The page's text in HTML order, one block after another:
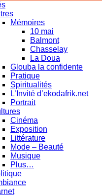
Mémoires
10 mai
Balmont
Chasselay
La Doua
Glouba la confidente
Pratique
Spiritualités
L’Invité d’ekodafrik.net
Portrait
Cinéma
Exposition
Littérature
Mode – Beauté
Musique
Plus…